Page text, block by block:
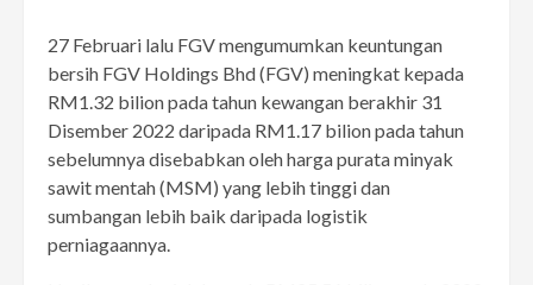
27 Februari lalu FGV mengumumkan keuntungan
bersih FGV Holdings Bhd (FGV) meningkat kepada
RM1.32 bilion pada tahun kewangan berakhir 31
Disember 2022 daripada RM1.17 bilion pada tahun
sebelumnya disebabkan oleh harga purata minyak
sawit mentah (MSM) yang lebih tinggi dan
sumbangan lebih baik daripada logistik
perniagaannya.